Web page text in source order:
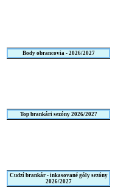
Body obrancovia - 2026/2027
Top brankári sezóny 2026/2027
Cudzí brankár - inkasované góly sezóny
2026/2027